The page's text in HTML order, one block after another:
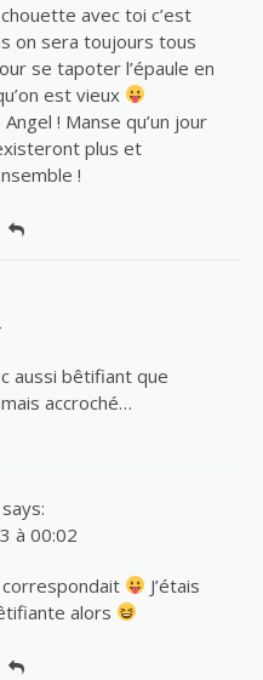
avec toi c’est
on sera toujours tous
se tapoter l’épaule en
est vieux
! Manse qu’un jour
plus et
!
aussi bêtifiant que
accroché…
says:
à 00:02
correspondait
J’étais
alors